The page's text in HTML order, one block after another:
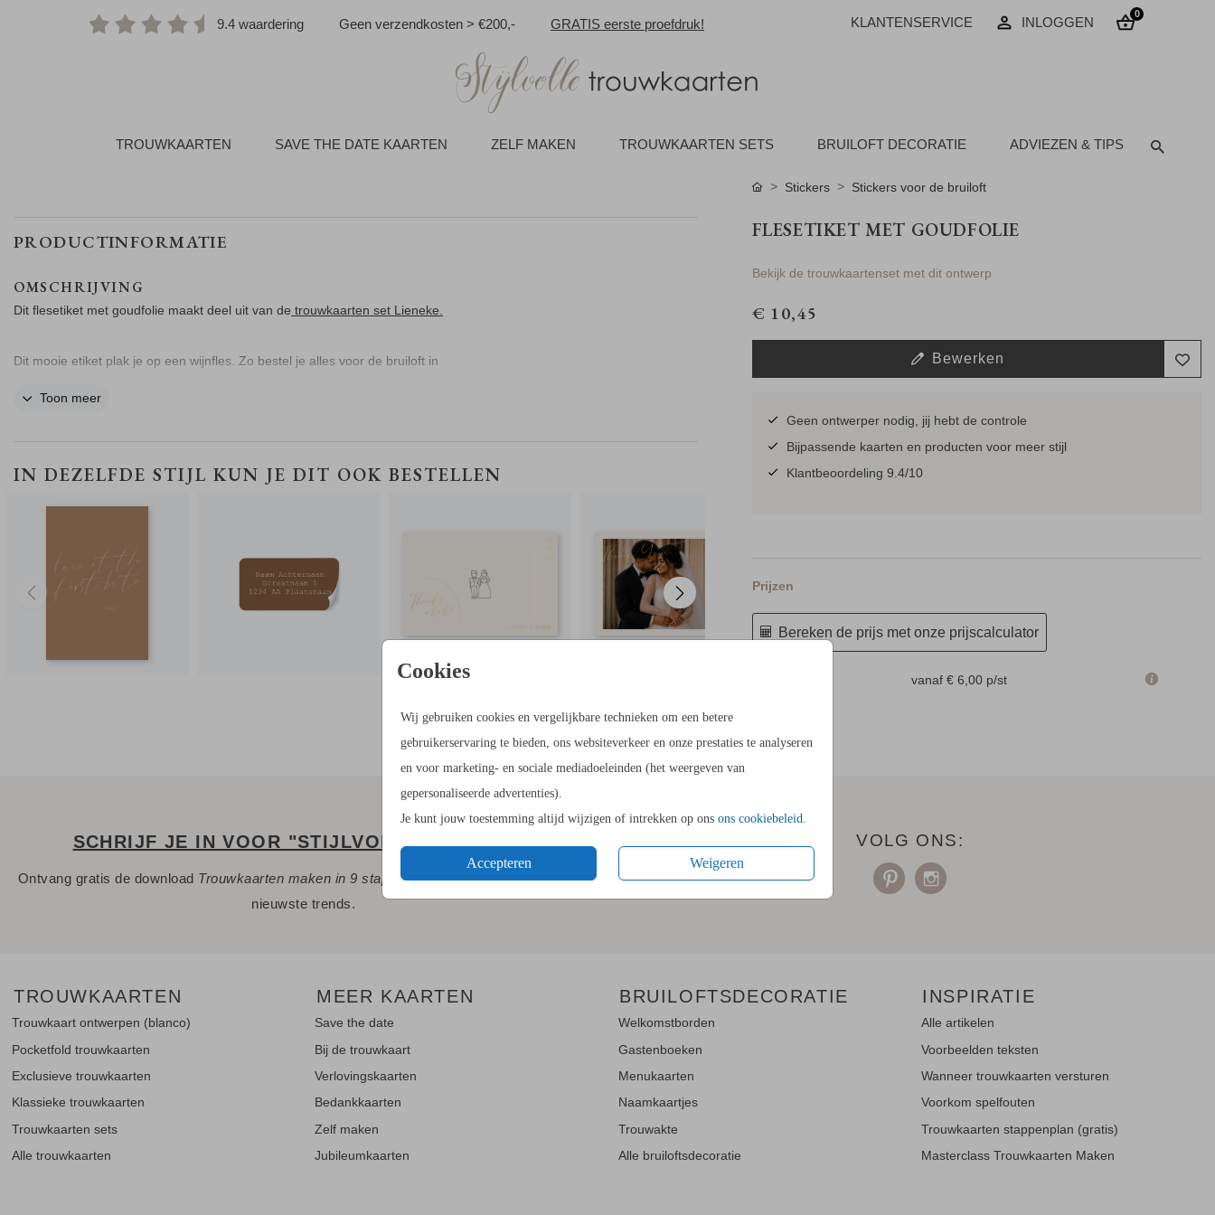
9.4 waardering Geen verzendkosten > €200,- GRATIS eerste proefdruk! KLANTENSERVICE INLOGGEN
0
TROUWKAARTEN SAVE THE DATE KAARTEN ZELF MAKEN TROUWKAARTEN SETS BRUILOFT DECORATIE ADVIEZEN & TIPS
Cookies
Wij gebruiken cookies en vergelijkbare technieken om een betere
gebruikerservaring te bieden, ons websiteverkeer en onze prestaties te analyseren
en voor marketing- en sociale mediadoeleinden (het weergeven van
gepersonaliseerde advertenties).
Je kunt jouw toestemming altijd wijzigen of intrekken op ons ons cookiebeleid
Accepteren Weigeren
PRODUCTINFORMATIE
OMSCHRIJVING
Dit flesetiket met goudfolie maakt deel uit van de trouwkaarten set Lieneke.
Dit mooie etiket plak je op een wijnfles. Zo bestel je alles voor de bruiloft in
Toon meer
IN DEZELFDE STIJL KUN JE DIT OOK BESTELLEN
ADRESSTICKERS
Stickers Stickers voor de bruiloft
FLESETIKET MET GOUDFOLIE
Bekijk de trouwkaartenset met dit ontwerp
€ 10,45
Bewerken
Geen ontwerper nodig, jij hebt de controle
Bijpassende kaarten en producten voor meer stijl
Klantbeoordeling 9.4/10
Prijzen
Bereken de prijs met onze prijscalculator
vanaf € 6,00 p/st
SCHRIJF JE IN VOOR "STIJLVOLLE UPDATES"!
Ontvang gratis de download Trouwkaarten maken in 9 stappenen blijf op de hoogte van de
nieuwste trends.
VOLG ONS:
TROUWKAARTEN
Trouwkaart ontwerpen (blanco)
Pocketfold trouwkaarten
Exclusieve trouwkaarten
Klassieke trouwkaarten
Trouwkaarten sets
Alle trouwkaarten
MEER KAARTEN
Save the date
Bij de trouwkaart
Verlovingskaarten
Bedankkaarten
Zelf maken
Jubileumkaarten
BRUILOFTSDECORATIE
Welkomstborden
Gastenboeken
Menukaarten
Naamkaartjes
Trouwakte
Alle bruiloftsdecoratie
INSPIRATIE
Alle artikelen
Voorbeelden teksten
Wanneer trouwkaarten versturen
Voorkom spelfouten
Trouwkaarten stappenplan (gratis)
Masterclass Trouwkaarten Maken